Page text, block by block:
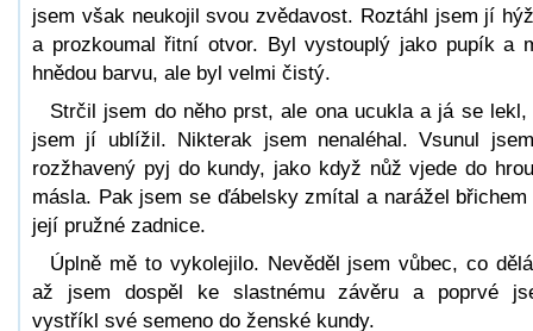
jsem však neukojil svou zvědavost. Roztáhl jsem jí
a prozkoumal řitní otvor. Byl vystouplý jako pupík a
hnědou barvu, ale byl velmi čistý.
Strčil jsem do něho prst, ale ona ucukla a já se lekl,
jsem jí ublížil. Nikterak jsem nenaléhal. Vsunul
rozžhavený pyj do kundy, jako když nůž vjede do
másla. Pak jsem se ďábelsky zmítal a narážel břichem
její pružné zadnice.
Úplně mě to vykolejilo. Nevěděl jsem vůbec, co
až jsem dospěl ke slastnému závěru a poprvé
vystříkl své semeno do ženské kundy.